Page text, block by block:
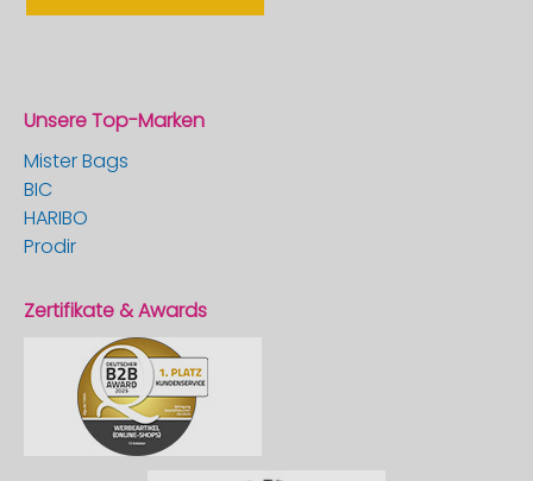
Unsere Top-Marken
Mister Bags
BIC
HARIBO
Prodir
Zertifikate & Awards